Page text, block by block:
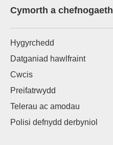
Cymorth a chefnogaeth
Hygyrchedd
Datganiad hawlfraint
Cwcis
Preifatrwydd
Telerau ac amodau
Polisi defnydd derbyniol